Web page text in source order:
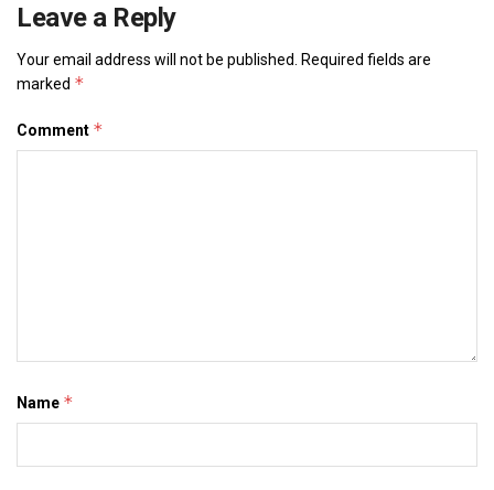
Leave a Reply
Your email address will not be published.
Required fields are
marked *
Comment *
Name *